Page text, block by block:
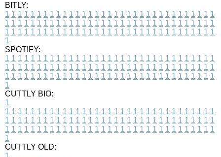
BITLY:
1 1 1 1 1 1 1 1 1 1 1 1 1 1 1 1 1 1 1 1 1 1 1 1 1 1 1 1 1 1 1 1 1
1 1 1 1 1 1 1 1 1 1 1 1 1 1 1 1 1 1 1 1 1 1 1 1 1 1 1 1 1 1 1 1 1
1 1 1 1 1 1 1 1 1 1 1 1 1 1 1 1 1 1 1 1 1 1 1 1 1 1 1 1 1 1 1 1 1
1
SPOTIFY:
1 1 1 1 1 1 1 1 1 1 1 1 1 1 1 1 1 1 1 1 1 1 1 1 1 1 1 1 1 1 1 1 1
1 1 1 1 1 1 1 1 1 1 1 1 1 1 1 1 1 1 1 1 1 1 1 1 1 1 1 1 1 1 1 1 1
1 1 1 1 1 1 1 1 1 1 1 1 1 1 1 1 1 1 1 1 1 1 1 1 1 1 1 1 1 1 1 1 1
1
CUTTLY BIO:
1
1 1 1 1 1 1 1 1 1 1 1 1 1 1 1 1 1 1 1 1 1 1 1 1 1 1 1 1 1 1 1 1 1
1 1 1 1 1 1 1 1 1 1 1 1 1 1 1 1 1 1 1 1 1 1 1 1 1 1 1 1 1 1 1 1 1
1 1 1 1 1 1 1 1 1 1 1 1 1 1 1 1 1 1 1 1 1 1 1 1 1 1 1 1 1 1 1 1 1
1
CUTTLY OLD: